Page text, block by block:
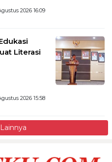
2026 16:09
Literasi
2026 15:58